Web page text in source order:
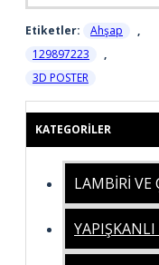
Etiketler: Ahşap
,
129897223
,
3D POSTER
KATEGORILER
LAMBİRİ VE